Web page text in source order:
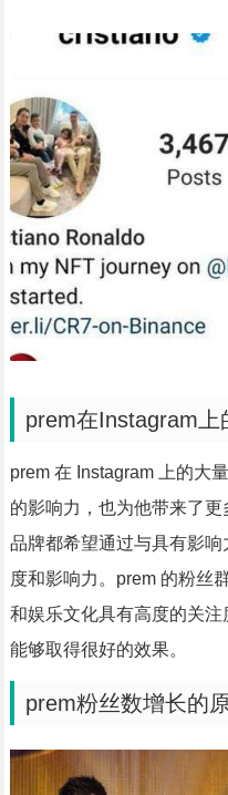
prem在Instagram上
prem 在 Instagram 上的大
的影响力，也为他带来了
品牌都希望通过与具有影
度和影响力。prem 的粉丝
和娱乐文化具有高度的关
能够取得很好的效果。
prem粉丝数增长的